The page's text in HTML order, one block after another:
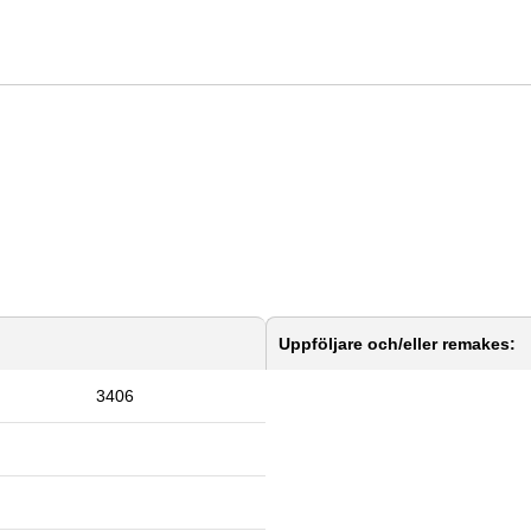
3406
Uppföljare och/eller remakes: